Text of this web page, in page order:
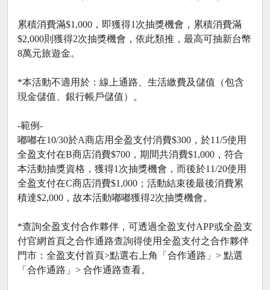
累積消費滿$1,000，即獲得1次抽獎機會，累積消費滿
$2,000則獲得2次抽獎機會，依此類推，最高可抽新台幣
8萬元旅遊金。
*本活動不適用於：線上通路、生活繳費及儲值（包含
現金儲值、銀行帳戶儲值）。
-範例-
嘟嘟在10/30於A商店用全盈支付消費$300，於11/5使用
全盈支付在B商店消費$700，期間共消費$1,000，符合
本活動抽獎資格，獲得1次抽獎機會，而後於11/20使用
全盈支付在C商店消費$1,000；活動結束後最後消費累
積達$2,000，故本活動嘟嘟獲得2次抽獎機會。
*查詢全盈支付合作夥伴，可透過全盈支付APP或全盈支
付官網首頁之合作通路查詢得使用全盈支付之合作夥伴
門市：全盈支付首頁>點選右上角「合作通路」> 點選
「合作通路」> 合作通路查看。